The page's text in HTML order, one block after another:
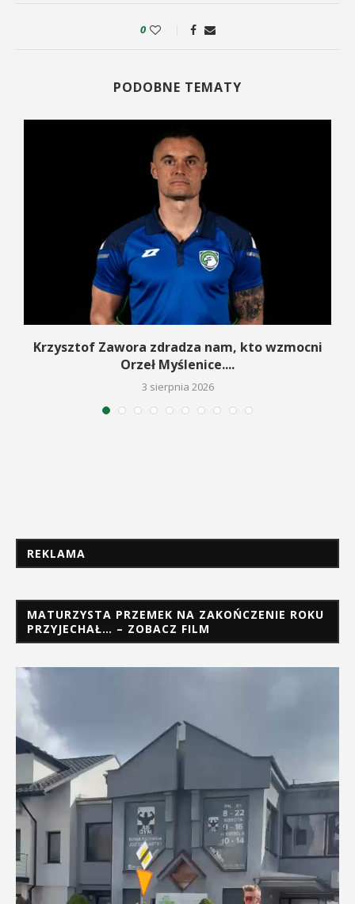
0
PODOBNE TEMATY
Krzysztof Zawora zdradza nam, kto wzmocni
Orzeł Myślenice....
3 sierpnia 2026
REKLAMA
MATURZYSTA PRZEMEK NA ZAKOŃCZENIE ROKU
PRZYJECHAŁ… – ZOBACZ FILM
Odtwarzacz